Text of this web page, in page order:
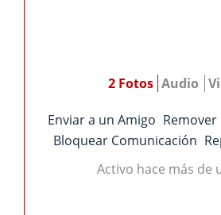
2 Fotos Audio
Enviar a un Amigo
Bloquear Comunicación
Activo hace más de